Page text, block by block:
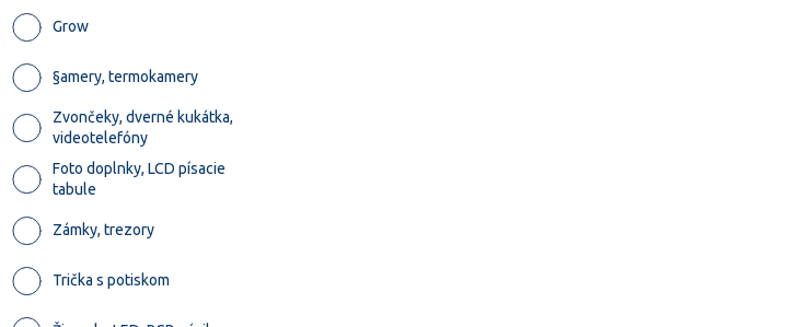
Grow
§amery, termokamery
Zvončeky, dverné kukátka,
videotelefóny
Foto doplnky, LCD písacie
tabule
Zámky, trezory
Trička s potiskom